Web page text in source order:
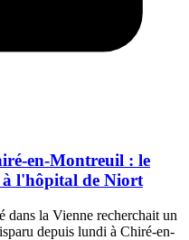
en-Montreuil : le
à l'hôpital de Niort
dans la Vienne recherchait un
depuis lundi à Chiré-en-